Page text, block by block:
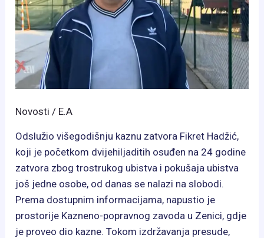
interneta
Novosti / E.A
Odslužio višegodišnju kaznu zatvora Fikret Hadžić,
koji je početkom dvijehiljaditih osuđen na 24 godine
zatvora zbog trostrukog ubistva i pokušaja ubistva
još jedne osobe, od danas se nalazi na slobodi.
Prema dostupnim informacijama, napustio je
prostorije Kazneno-popravnog zavoda u Zenici, gdje
je proveo dio kazne. Tokom izdržavanja presude,